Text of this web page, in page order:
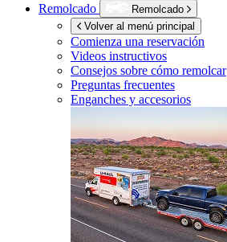
Remolcado
Remolcado
Volver al menú principal
Comienza una reservación
Videos instructivos
Consejos sobre cómo remolcar
Preguntas frecuentes
Enganches y accesorios